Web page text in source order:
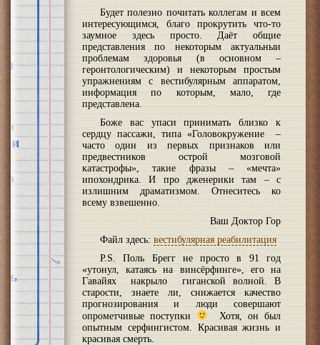
Будет полезно почитать коллегам и всем
интересующимся, благо прокрутить что-то
заумное здесь просто. Даёт общие
представления по некоторым актуальныи
проблемам здоровья (в основном –
геронтологическим) и некоторым простым
упражнениям с вестибулярным аппаратом,
информация по которым, мало, где
представлена.
Боже вас упаси принимать близко к
сердцу пассажи, типа «Головокружение –
часто один из первых признаков или
предвестников острой мозговой
катастрофы», такие фразы – «мечта»
ипохондрика. И про дженерики там – с
излишним драматизмом. Отнеситесь ко
всему взвешенно.
Ваш Доктор Гор
Файл здесь: вестибулярная реабилитация
P.S. Поль Брегг не просто в 91 год
«утонул, катаясь на винсёрфинге», его на
Гавайях накрыло гиганской волной. В
старости, знаете ли, снижается качество
прогнозирования и люди совершают
опрометчивые поступки
Хотя, он был
опытным серфингистом. Красивая жизнь и
красивая смерть.